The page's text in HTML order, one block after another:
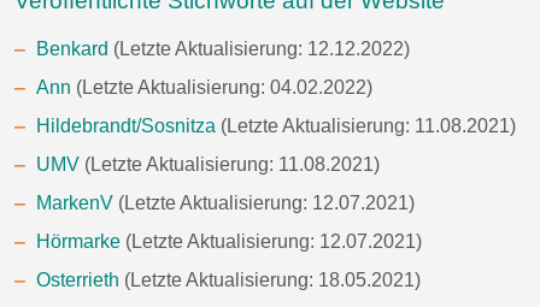
Benkard (Letzte Aktualisierung: 12.12.2022)
Ann (Letzte Aktualisierung: 04.02.2022)
Hildebrandt/Sosnitza (Letzte Aktualisierung: 11.08.2021)
UMV (Letzte Aktualisierung: 11.08.2021)
MarkenV (Letzte Aktualisierung: 12.07.2021)
Hörmarke (Letzte Aktualisierung: 12.07.2021)
Osterrieth (Letzte Aktualisierung: 18.05.2021)